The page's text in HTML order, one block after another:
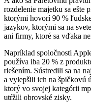
rozdelenie majetku sa ešte
ktorými hovorí 90 %
jazykov, ktorými sa na
ani firmy, ktoré sa vďaka
Napríklad spoločnosti
používa iba 20 % z
riešením. Sústredili sa na
a vylepšili ich na špičkovú
ktorý vo svojej kategórii
utŕžili obrovské zisky.